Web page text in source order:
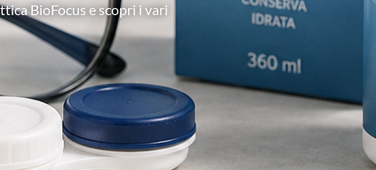
BioFocus e scopri i vari